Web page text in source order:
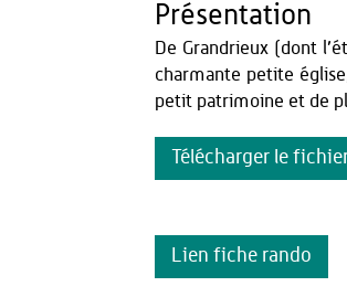
Présentation
De Grandrieux (dont
charmante petite
petit patrimoine et de
Télécharger le
Lien fiche rando